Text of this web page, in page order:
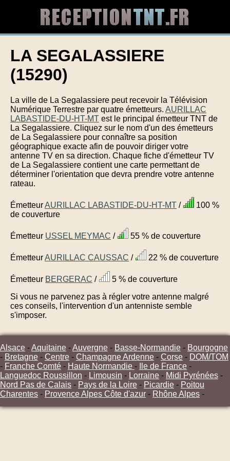
LA SEGALASSIERE
(15290)
La ville de La Segalassiere peut recevoir la Télévision
Numérique Terrestre par quatre émetteurs. AURILLAC
LABASTIDE-DU-HT-MT est le principal émetteur TNT de
La Segalassiere. Cliquez sur le nom d'un des émetteurs
de La Segalassiere pour connaître sa position
géographique exacte afin de pouvoir diriger votre
antenne TV en sa direction. Chaque fiche d'émetteur TV
de La Segalassiere contient une carte permettant de
déterminer l'orientation que devra prendre votre antenne
rateau.
ÉmetteurAURILLAC LABASTIDE-DU-HT-MT /
100 %
de couverture
Émetteur USSEL MEYMAC / 55 % de couverture
ÉmetteurAURILLAC CAUSSAC / 22 % de couverture
Émetteur BERGERAC /
5 % de couverture
Si vous ne parvenez pas à régler votre antenne malgré
ces conseils, l'intervention d'un antenniste semble
s'imposer.
Alsace -Aquitaine -Auvergne - Basse-Normandie - Bourgogne
- Bretagne - Centre - Champagne Ardenne - Corse - DOM/TOM
- Franche Comté - Haute Normandie - Ile de France -
Languedoc Roussillon - Limousin - Lorraine - Midi Pyrénées -
Nord Pas de Calais - Pays de la Loire - Picardie - Poitou
Charentes - Provence Alpes Côte d'azur - Rhône Alpes -